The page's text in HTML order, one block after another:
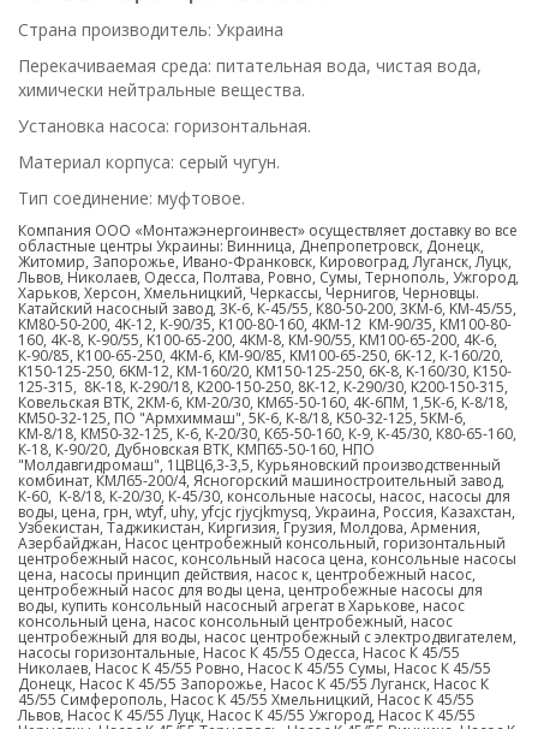
Страна производитель: Украина
Перекачиваемая среда: питательная вода, чистая вода,
химически нейтральные вещества.
Установка насоса: горизонтальная.
Материал корпуса: серый чугун.
Тип соединение: муфтовое.
Компания ООО «Монтажэнергоинвест» осуществляет доставку во все
областные центры Украины: Винница, Днепропетровск, Донецк,
Житомир, Запорожье, Ивано-Франковск, Кировоград, Луганск, Луцк,
Львов, Николаев, Одесса, Полтава, Ровно, Сумы, Тернополь, Ужгород,
Харьков, Херсон, Хмельницкий, Черкассы, Чернигов, Черновцы.
Катайский насосный завод, 3К-6, К-45/55, К80-50-200, 3КМ-6, KM-45/55,
КМ80-50-200, 4K-12, К-90/35, K100-80-160, 4KM-12 КМ-90/35, КМ100-80-
160, 4К-8, К-90/55, K100-65-200, 4КМ-8, КМ-90/55, KM100-65-200, 4К-6,
К-90/85, К100-65-250, 4КМ-6, КМ-90/85, KM100-65-250, 6K-12, К-160/20,
K150-125-250, 6KM-12, КМ-160/20, KM150-125-250, 6K-8, K-160/30, К150-
125-315, 8K-18, K-290/18, K200-150-250, 8К-12, К-290/30, K200-150-315,
Ковельская ВТК, 2КМ-6, КМ-20/30, KM65-50-160, 4К-6ПМ, 1,5К-6, K-8/18,
KM50-32-125, ПО "Армхиммаш", 5К-6, К-8/18, K50-32-125, 5КМ-6,
КМ-8/18, КМ50-32-125, К-6, K-20/30, К65-50-160, К-9, K-45/30, К80-65-160,
К-18, К-90/20, Дубновская ВТК, КМП65-50-160, НПО
"Молдавгидромаш", 1ЦВЦ6,3-3,5, Курьяновский производственный
комбинат, КМЛ65-200/4, Ясногорский машиностроительный завод,
К-60, K-8/18, К-20/30, К-45/30, консольные насосы, насос, насосы для
воды, цена, грн, wtyf, uhy, yfcjc rjycjkmysq, Украина, Россия, Казахстан,
Узбекистан, Таджикистан, Киргизия, Грузия, Молдова, Армения,
Азербайджан, Насос центробежный консольный, горизонтальный
центробежный насос, консольный насоса цена, консольные насосы
цена, насосы принцип действия, насос к, центробежный насос,
центробежный насос для воды цена, центробежные насосы для
воды, купить консольный насосный агрегат в Харькове, насос
консольный цена, насос консольный центробежный, насос
центробежный для воды, насос центробежный с электродвигателем,
насосы горизонтальные, Насос К 45/55 Одесса, Насос К 45/55
Николаев, Насос К 45/55 Ровно, Насос К 45/55 Сумы, Насос К 45/55
Донецк, Насос К 45/55 Запорожье, Насос К 45/55 Луганск, Насос К
45/55 Симферополь, Насос К 45/55 Хмельницкий, Насос К 45/55
Львов, Насос К 45/55 Луцк, Насос К 45/55 Ужгород, Насос К 45/55